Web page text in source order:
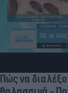
Γ.
"εργαλείο"